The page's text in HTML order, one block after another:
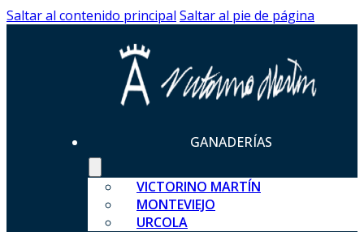
Saltar al contenido principal Saltar al pie de página
GANADERÍAS
VICTORINO MARTÍN
MONTEVIEJO
URCOLA